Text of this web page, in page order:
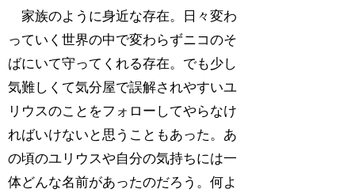
家族のように身近な存在。日々変わ
っていく世界の中で変わらずニコのそ
ばにいて守ってくれる存在。でも少し
気難しくて気分屋で誤解されやすいユ
リウスのことをフォローしてやらなけ
ればいけないと思うこともあった。あ
の頃のユリウスや自分の気持ちには一
体どんな名前があったのだろう。何よ